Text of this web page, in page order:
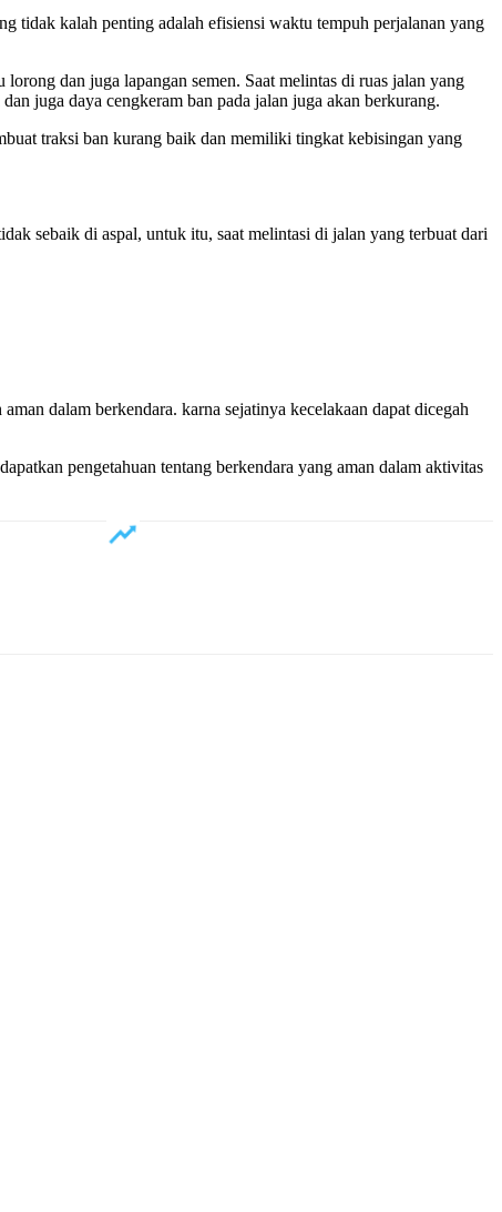
tidak kalah penting adalah efisiensi waktu tempuh perjalanan yang
dan juga lapangan semen. Saat melintas di ruas jalan yang
juga daya cengkeram ban pada jalan juga akan berkurang.
traksi ban kurang baik dan memiliki tingkat kebisingan yang
sebaik di aspal, untuk itu, saat melintasi di jalan yang terbuat dari
dalam berkendara. karna sejatinya kecelakaan dapat dicegah
pengetahuan tentang berkendara yang aman dalam aktivitas